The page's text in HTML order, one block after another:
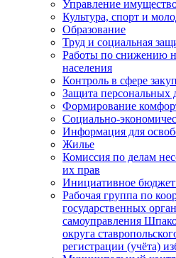
Управление
Культура, спорт и
Образование
Труд и социальная
Работы по снижению
населения
Контроль в сфере
Защита персональных
Формирование
Социально-
Информация для
Жилье
Комиссия по делам
их прав
Инициативное
Рабочая группа по
государственных
самоуправления
округа
регистрации (учёта)